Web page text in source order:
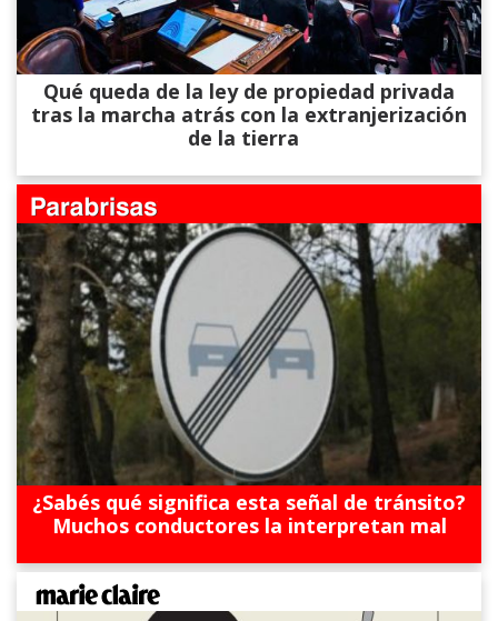
Qué queda de la ley de propiedad privada
tras la marcha atrás con la extranjerización
de la tierra
¿Sabés qué significa esta señal de tránsito?
Muchos conductores la interpretan mal